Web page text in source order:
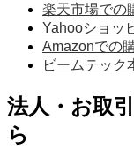
楽天市場での
Yahooショッ
Amazonでの
ビームテック
法人・お取
ら